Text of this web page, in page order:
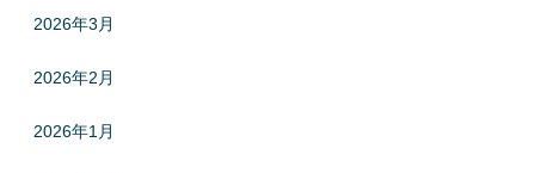
2026年3月
2026年2月
2026年1月